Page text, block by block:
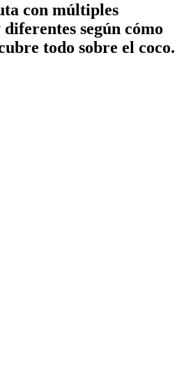
con múltiples
según cómo
todo sobre el coco.